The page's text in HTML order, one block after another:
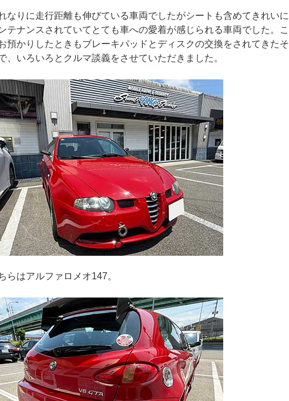
なりに走行距離も伸びている車両でしたがシートも含めてきれいに
テナンスされていてとても車への愛着が感じられる車両でした。こ
預かりしたときもブレーキパッドとディスクの交換をされてきたそ
、いろいろとクルマ談義をさせていただきました。
らはアルファロメオ147。